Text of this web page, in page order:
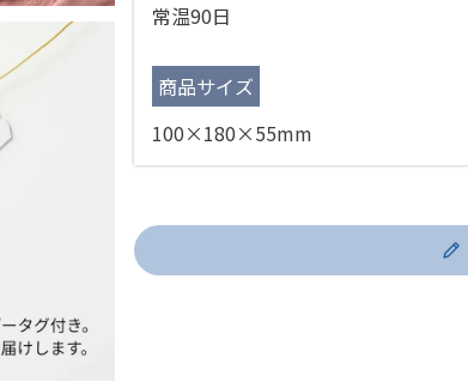
常温90日
商品サイズ
100×180×55mm